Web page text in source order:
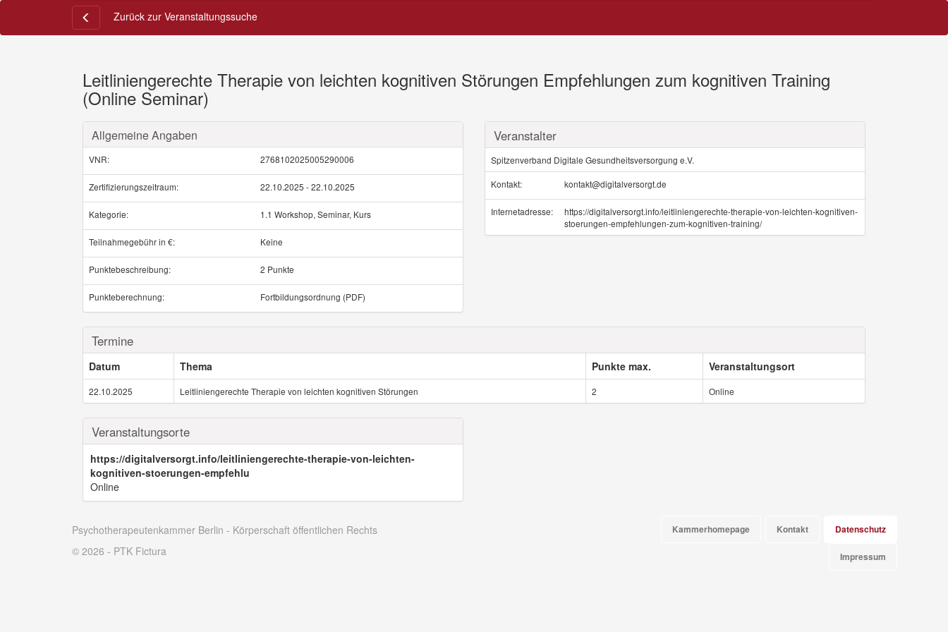
Zurück zur Veranstaltungssuche
Leitliniengerechte Therapie von leichten kognitiven Störungen Empfehlungen zum kognitiven Training
(Online Seminar)
Allgemeine Angaben
VNR: 2768102025005290006
Zertifizierungszeitraum: 22.10.2025 - 22.10.2025
Kategorie: 1.1 Workshop, Seminar, Kurs
Teilnahmegebühr in €: Keine
Punktebeschreibung: 2 Punkte
Punkteberechnung: Fortbildungsordnung (PDF)
Veranstalter
Spitzenverband Digitale Gesundheitsversorgung e.V.
Kontakt:
kontakt@digitalversorgt.de
Internetadresse:
https://digitalversorgt.info/leitliniengerechte-therapie-von-leichten-kognitiven-
stoerungen-empfehlungen-zum-kognitiven-training/
Termine
Datum Thema Punkte max. Veranstaltungsort
22.10.2025 Leitliniengerechte Therapie von leichten kognitiven Störungen 2 Online
Veranstaltungsorte
https://digitalversorgt.info/leitliniengerechte-therapie-von-leichten-
kognitiven-stoerungen-empfehlu
Online
Psychotherapeutenkammer Berlin - Körperschaft öffentlichen Rechts
© 2026 - PTK Fictura
Kammerhomepage Kontakt Datenschutz
Impressum